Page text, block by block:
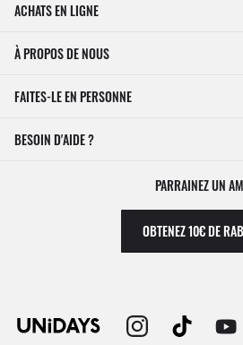
ACHATS EN LIGNE
À PROPOS DE NOUS
FAITES-LE EN PERSONNE
BESOIN D'AIDE ?
PARRAINEZ UN
OBTENEZ 10€ DE